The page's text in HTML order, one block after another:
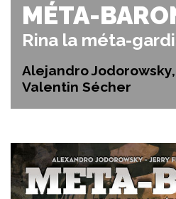
MÉTA-
Rina la méta-
Alejandro
Valentin Sécher